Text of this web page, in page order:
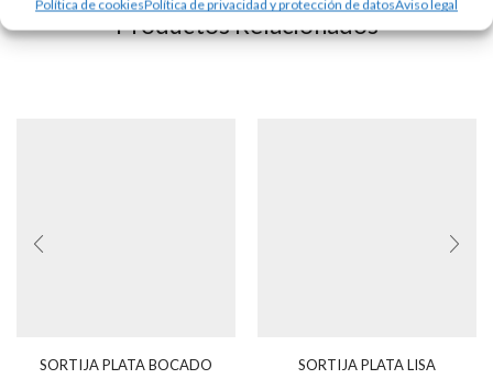
Política de cookiesPolítica de privacidad y protección de datosAviso legal
Productos Relacionados
SORTIJA PLATA BOCADO
SORTIJA PLATA LISA